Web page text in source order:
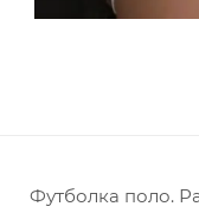
Футболка поло.